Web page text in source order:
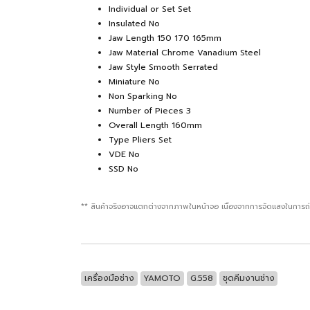
Individual or Set Set
Insulated No
Jaw Length 150 170 165mm
Jaw Material Chrome Vanadium Steel
Jaw Style Smooth Serrated
Miniature No
Non Sparking No
Number of Pieces 3
Overall Length 160mm
Type Pliers Set
VDE No
SSD No
** สินค้าจริงอาจแตกต่างจากภาพในหน้าจอ เนื่องจากการจัดแสงใน
เครื่องมือช่าง YAMOTO G.558 ชุดคีมงานช่าง